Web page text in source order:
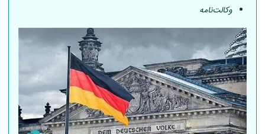
وکالت‌نامه